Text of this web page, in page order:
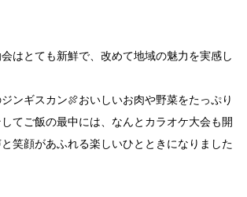
はとても新鮮で、改めて地域の魅力を実感し
ンギスカン🍖おいしいお肉や野菜をたっぷり
てご飯の最中には、なんとカラオケ大会も開
笑顔があふれる楽しいひとときになりました